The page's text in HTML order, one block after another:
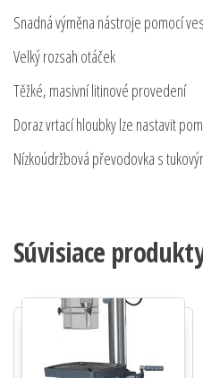
Snadná výměna nástroje pomocí
Velký rozsah otáček
Těžké, masivní litinové provedení
Doraz vrtací hloubky lze nastavit
Nízkoúdržbová převodovka s
Súvisiace